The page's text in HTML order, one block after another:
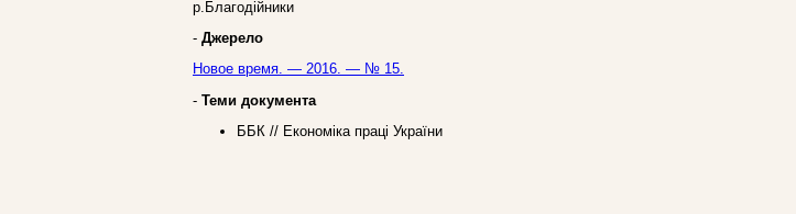
р.Благодійники
- Джерело
Новое время. — 2016. — № 15.
- Теми документа
ББК // Економіка праці України